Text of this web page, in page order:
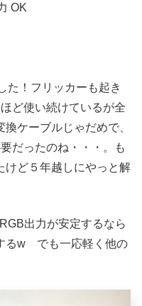
OK
た！フリッカーも起き
ど使い続けているが全
ケーブルじゃだめで、
だったのね・・・。も
けど５年越しにやっと解
出力が安定するなら
るw でも一応軽く他の